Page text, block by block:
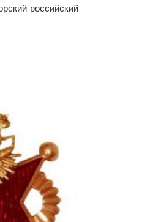
российский